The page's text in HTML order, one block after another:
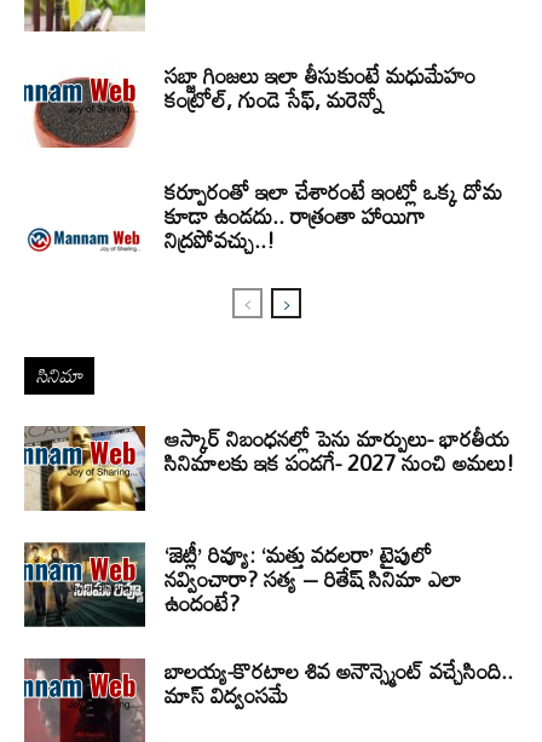
సబ్జా గింజలు ఇలా తీసుకుంటే మధుమేహం
కంట్రోల్, గుండె సేఫ్, మరెన్నో
కర్పూరంతో ఇలా చేశారంటే ఇంట్లో ఒక్క దోమ
కూడా ఉండదు.. రాత్రంతా హాయిగా
నిద్రపోవచ్చు..!
సినిమా
ఆస్కార్ నిబంధనల్లో పెను మార్పులు- భారతీయ
సినిమాలకు ఇక పండగే- 2027 నుంచి అమలు!
‘జెట్లీ’ రివ్యూ: ‘మత్తు వదలరా’ టైపులో
నవ్వించారా? సత్య – రితేష్ సినిమా ఎలా
ఉందంటే?
బాలయ్య-కొరటాల శివ అనౌన్స్మెంట్ వచ్చేసింది..
మాస్ విద్వంసమే